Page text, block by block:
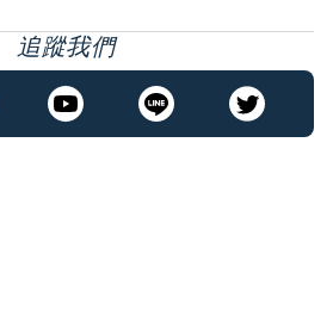
追蹤我們